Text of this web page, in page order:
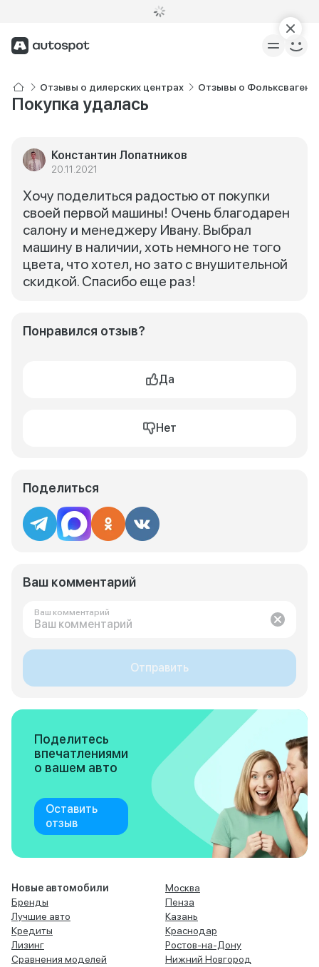
Отзывы о дилерских центрах Отзывы о Фольксваген
Покупка удалась
Константин Лопатников
20.11.2021
Хочу поделиться радостью от покупки
своей первой машины! Очень благодарен
салону и менеджеру Ивану. Выбрал
машину в наличии, хоть немного не того
цвета, что хотел, но зато с внушительной
скидкой. Спасибо еще раз!
Понравился отзыв?
Да
Нет
Поделиться
Ваш комментарий
Ваш комментарий
Отправить
Поделитесь
впечатлениями
о вашем авто
Оставить
отзыв
Новые автомобили
Бренды
Лучшие авто
Кредиты
Лизинг
Сравнения моделей
Москва
Пенза
Казань
Краснодар
Ростов-на-Дону
Нижний Новгород